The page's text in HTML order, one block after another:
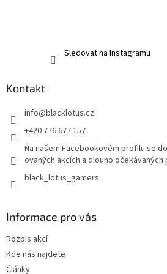
Sledovat na Instagramu
Kontakt
info@blacklotus.cz
+420 776 677 157
Na našem Facebookovém profilu se
ovaných akcích a dlouho
black_lotus_gamers
Informace pro vás
Rozpis akcí
Kde nás najdete
Články